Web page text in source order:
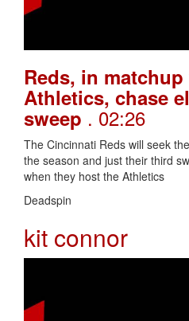
Reds, in
Athletics, chase
sweep . 02:26
The Cincinnati Reds will seek
the season and just their third
when they host the Athletics
Deadspin
kit connor